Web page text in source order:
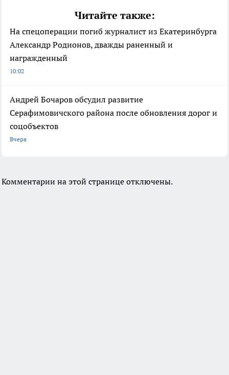
Читайте также:
На спецоперации погиб журналист из Екатеринбурга
Александр Родионов, дважды раненный и
награжденный
10:02
Андрей Бочаров обсудил развитие
Серафимовичского района после обновления дорог и
соцобъектов
Вчера
Комментарии на этой странице отключены.